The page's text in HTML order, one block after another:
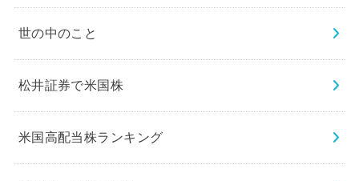
世の中のこと
松井証券で米国株
米国高配当株ランキング